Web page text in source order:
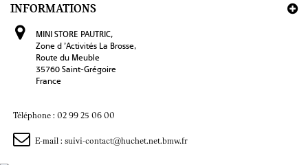
INFORMATIONS
MINI STORE PAUTRIC,
Zone d ’Activités La Brosse,
Route du Meuble
35760 Saint-Grégoire
France
Téléphone : 02 99 25 06 00
E-mail : suivi-contact@huchet.net.bmw.fr